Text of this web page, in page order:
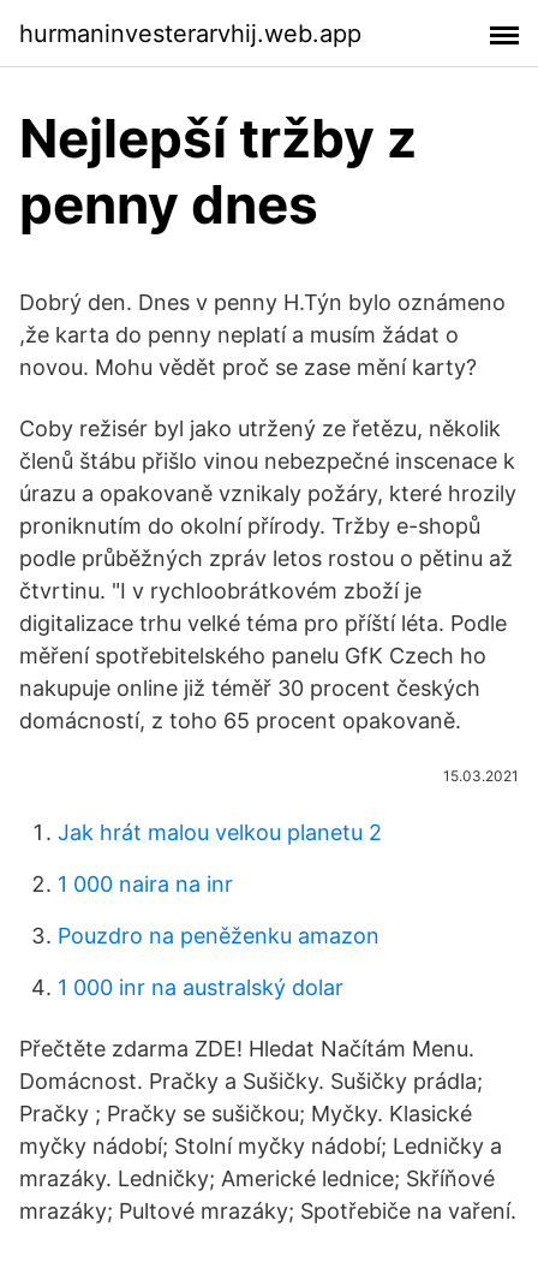
hurmaninvesterarvhij.web.app
Nejlepší tržby z
penny dnes
Dobrý den. Dnes v penny H.Týn bylo oznámeno
,že karta do penny neplatí a musím žádat o
novou. Mohu vědět proč se zase mění karty?
Coby režisér byl jako utržený ze řetězu, několik
členů štábu přišlo vinou nebezpečné inscenace k
úrazu a opakovaně vznikaly požáry, které hrozily
proniknutím do okolní přírody. Tržby e-shopů
podle průběžných zpráv letos rostou o pětinu až
čtvrtinu. "I v rychloobrátkovém zboží je
digitalizace trhu velké téma pro příští léta. Podle
měření spotřebitelského panelu GfK Czech ho
nakupuje online již téměř 30 procent českých
domácností, z toho 65 procent opakovaně.
15.03.2021
Jak hrát malou velkou planetu 2
1 000 naira na inr
Pouzdro na peněženku amazon
1 000 inr na australský dolar
Přečtěte zdarma ZDE! Hledat Načítám Menu.
Domácnost. Pračky a Sušičky. Sušičky prádla;
Pračky ; Pračky se sušičkou; Myčky. Klasické
myčky nádobí; Stolní myčky nádobí; Ledničky a
mrazáky. Ledničky; Americké lednice; Skříňové
mrazáky; Pultové mrazáky; Spotřebiče na vaření.